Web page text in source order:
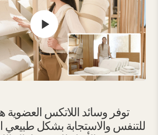
توفر وسائد اللاتكس العضوية
للتنفس والاستجابة بشكل طبيعي